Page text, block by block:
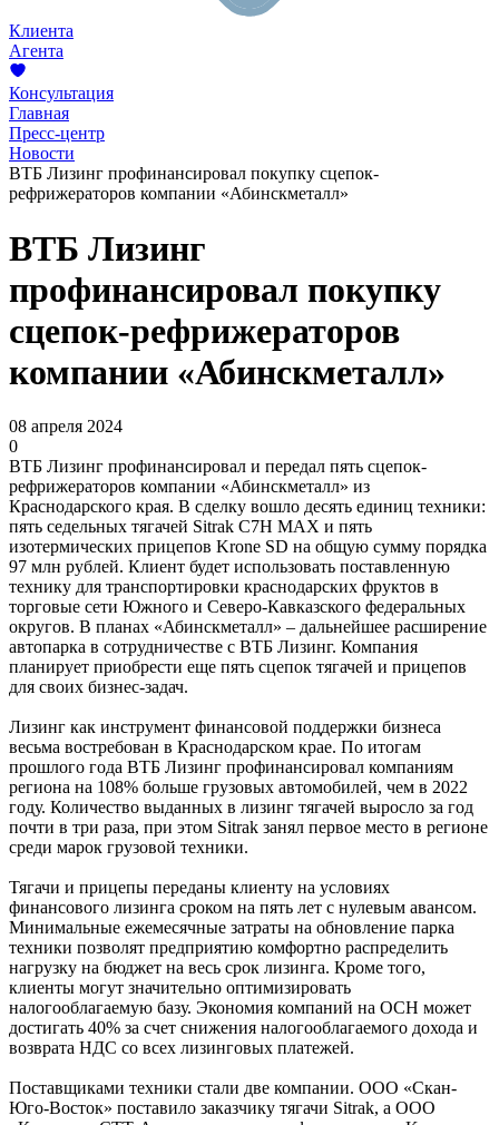
Клиента
Агента
Консультация
Главная
Пресс-центр
Новости
ВТБ Лизинг профинансировал покупку сцепок-
рефрижераторов компании «Абинскметалл»
ВТБ Лизинг
профинансировал покупку
сцепок-рефрижераторов
компании «Абинскметалл»
08 апреля 2024
0
ВТБ Лизинг профинансировал и передал пять сцепок-
рефрижераторов компании «Абинскметалл» из
Краснодарского края. В сделку вошло десять единиц техники:
пять седельных тягачей Sitrak C7H MAX и пять
изотермических прицепов Krone SD на общую сумму порядка
97 млн рублей. Клиент будет использовать поставленную
технику для транспортировки краснодарских фруктов в
торговые сети Южного и Северо-Кавказского федеральных
округов. В планах «Абинскметалл» – дальнейшее расширение
автопарка в сотрудничестве с ВТБ Лизинг. Компания
планирует приобрести еще пять сцепок тягачей и прицепов
для своих бизнес-задач.
Лизинг как инструмент финансовой поддержки бизнеса
весьма востребован в Краснодарском крае. По итогам
прошлого года ВТБ Лизинг профинансировал компаниям
региона на 108% больше грузовых автомобилей, чем в 2022
году. Количество выданных в лизинг тягачей выросло за год
почти в три раза, при этом Sitrak занял первое место в регионе
среди марок грузовой техники.
Тягачи и прицепы переданы клиенту на условиях
финансового лизинга сроком на пять лет с нулевым авансом.
Минимальные ежемесячные затраты на обновление парка
техники позволят предприятию комфортно распределить
нагрузку на бюджет на весь срок лизинга. Кроме того,
клиенты могут значительно оптимизировать
налогооблагаемую базу. Экономия компаний на ОСН может
достигать 40% за счет снижения налогооблагаемого дохода и
возврата НДС со всех лизинговых платежей.
Поставщиками техники стали две компании. ООО «Скан-
Юго-Восток» поставило заказчику тягачи Sitrak, а ООО